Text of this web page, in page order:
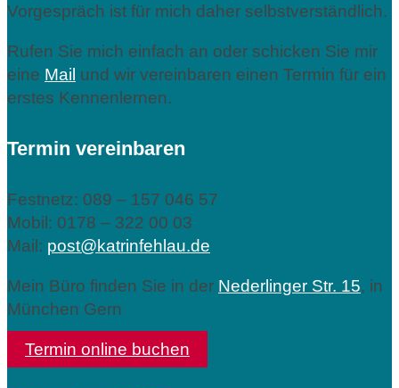
Vorgespräch ist für mich daher selbstverständlich.
Rufen Sie mich einfach an oder schicken Sie mir
eine Mail und wir vereinbaren einen Termin für ein
erstes Kennenlernen.
Termin vereinbaren
Festnetz: 089 – 157 046 57
Mobil: 0178 – 322 00 03
Mail: post@katrinfehlau.de
Mein Büro finden Sie in der Nederlinger Str. 15, in
München Gern
Termin online buchen